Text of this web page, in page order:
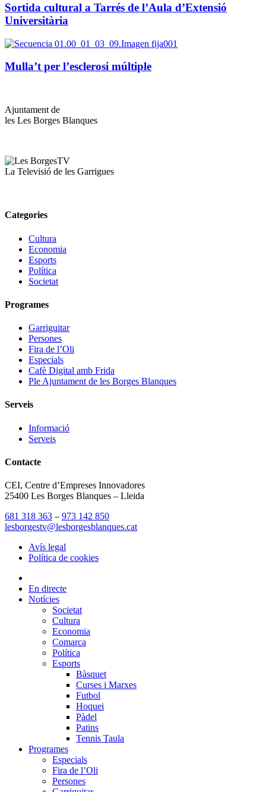
Sortida cultural a Tarrés de l’Aula d’Extensió
Universitària
Mulla’t per l’esclerosi múltiple
Ajuntament de
les Les Borges Blanques
La Televisió de les Garrigues
Categories
Cultura
Economia
Esports
Política
Societat
Programes
Garriguitar
Persones
Fira de l’Oli
Especials
Cafè Digital amb Frida
Ple Ajuntament de les Borges Blanques
Serveis
Informació
Serveis
Contacte
CEI, Centre d’Empreses Innovadores
25400 Les Borges Blanques – Lleida
681 318 363 – 973 142 850
lesborgestv@lesborgesblanques.cat
Avís legal
Política de cookies
En directe
Notícies
Societat
Cultura
Economia
Comarca
Política
Esports
Bàsquet
Curses i Marxes
Futbol
Hoquei
Pàdel
Patins
Tennis Taula
Programes
Especials
Fira de l’Oli
Persones